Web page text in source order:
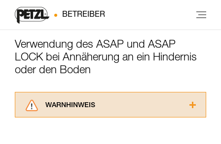
BETREIBER
Verwendung des ASAP und ASAP
LOCK bei Annäherung an ein Hindernis
oder den Boden
WARNHINWEIS